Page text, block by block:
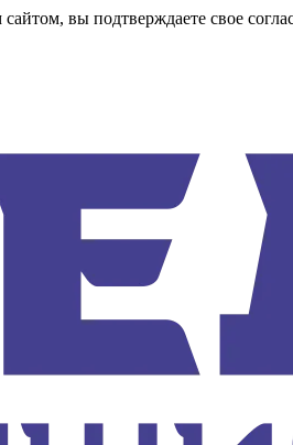
вы подтверждаете свое